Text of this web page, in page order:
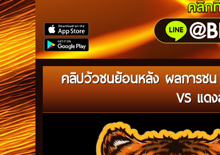
คลิปวัวชนย้อนหลัง ผลการชน
VS แด